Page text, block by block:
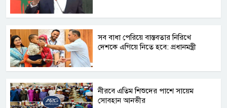
সব বাধা পেরিয়ে বাস্তবতার নিরিখে
দেশকে এগিয়ে নিতে হবে: প্রধানমন্ত্রী
নীরবে এতিম শিশুদের পাশে সায়েম
সোবহান আনভীর